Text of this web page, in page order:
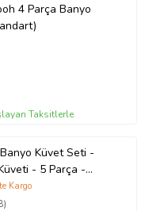
4 Parça Banyo
Taksitlerle
Küvet Seti -
- 5 Parça -
(Açık Pembe)
Kargo